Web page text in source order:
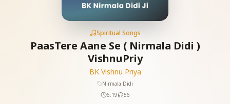
Spiritual Songs
PaasTere Aane Se ( Nirmala Didi )
VishnuPriy
BK Vishnu Priya
Nirmala Didi
6:19
56